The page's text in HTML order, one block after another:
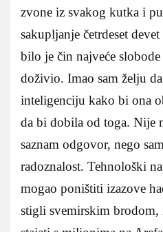
zvone iz svakog kutka i
sakupljanje četrdeset
bilo je čin najveće
doživio. Imao sam želju
inteligenciju kako bi ona
da bi dobila od toga. Nije
saznam odgovor, nego
radoznalost. Tehnološki
mogao poništiti izazove
stigli svemirskim brodom,